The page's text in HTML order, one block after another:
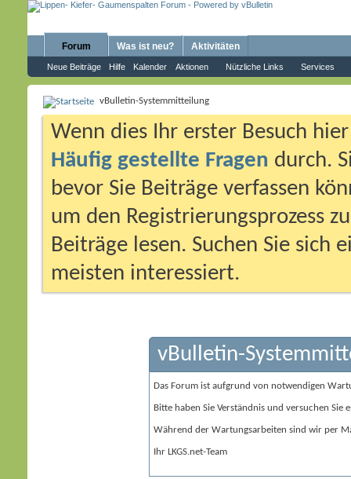
Forum
Neue Beiträge Hilfe Kalender Aktionen Nützliche Links Services
Was ist neu? Aktivitäten
vBulletin-Systemmitteilung
Wenn dies Ihr erster Besuch
Häufig gestellte Fragen durch.
bevor Sie Beiträge verfassen
um den Registrierungsprozess
Beiträge lesen. Suchen Sie sich
meisten interessiert.
vBulletin-
Das Forum ist aufgrund von notwendigen
Bitte haben Sie Verständnis und versuchen Sie
Während der Wartungsarbeiten sind wir per
Ihr LKGS.net-Team